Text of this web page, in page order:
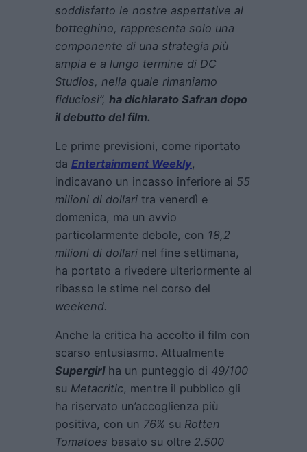
soddisfatto le nostre aspettative al
botteghino, rappresenta solo una
componente di una strategia più
ampia e a lungo termine di DC
Studios, nella quale rimaniamo
fiduciosi”, ha dichiarato Safran dopo
il debutto del film.
Le prime previsioni, come riportato
da Entertainment Weekly,
indicavano un incasso inferiore ai 55
milioni di dollari tra venerdì e
domenica, ma un avvio
particolarmente debole, con 18,2
milioni di dollari nel fine settimana,
ha portato a rivedere ulteriormente al
ribasso le stime nel corso del
weekend.
Anche la critica ha accolto il film con
scarso entusiasmo. Attualmente
Supergirlha un punteggio di 49/100
su Metacritic, mentre il pubblico gli
ha riservato un’accoglienza più
positiva, con un 76% su Rotten
Tomatoes basato su oltre 2.500